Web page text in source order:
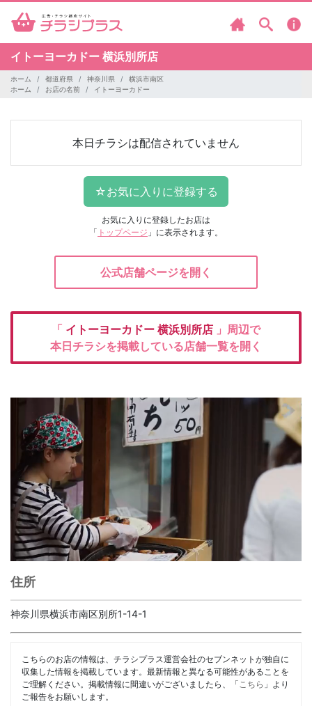
イトーヨーカドー 横浜別所店
ホーム 都道府県 神奈川県
横浜市南区
ホーム
お店の名前 イトーヨーカドー
本日チラシは配信されていません
お気に入りに登録したお店は
「 トップページ 」に表示されます。
公式店舗ページを開く
「 イトーヨーカドー 横浜別所店 」周辺で
本日チラシを掲載している店舗一覧を開く
住所
神奈川県横浜市南区別所1-14-1
こちらのお店の情報は、チラシプラス運営会社のセブンネットが独自に
収集した情報を掲載しています。最新情報と異なる可能性があることを
ご理解ください。掲載情報に間違いがございましたら、「 こちら 」より
ご報告をお願いします。